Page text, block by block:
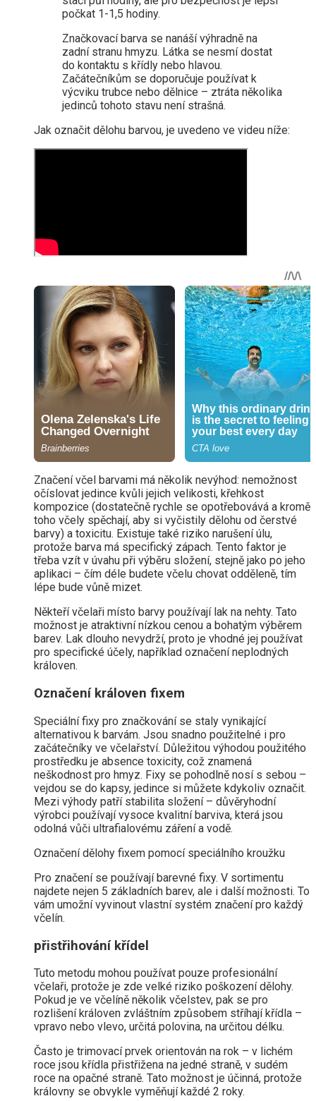
počkat 1-1,5 hodiny.
Značkovací barva se nanáší výhradně na
zadní stranu hmyzu. Látka se nesmí dostat
do kontaktu s křídly nebo hlavou.
Začátečníkům se doporučuje používat k
výcviku trubce nebo dělnice – ztráta několika
jedinců tohoto stavu není strašná.
Jak označit dělohu barvou, je uvedeno ve videu níže:
Značení včel barvami má několik nevýhod: nemožnost
očíslovat jedince kvůli jejich velikosti, křehkost
kompozice (dostatečně rychle se opotřebovává a kromě
toho včely spěchají, aby si vyčistily dělohu od čerstvé
barvy) a toxicitu. Existuje také riziko narušení úlu,
protože barva má specifický zápach. Tento faktor je
třeba vzít v úvahu při výběru složení, stejně jako po jeho
aplikaci – čím déle budete včelu chovat odděleně, tím
lépe bude vůně mizet.
Někteří včelaři místo barvy používají lak na nehty. Tato
možnost je atraktivní nízkou cenou a bohatým výběrem
barev. Lak dlouho nevydrží, proto je vhodné jej používat
pro specifické účely, například označení neplodných
královen.
Označení královen fixem
Speciální fixy pro značkování se staly vynikající
alternativou k barvám. Jsou snadno použitelné i pro
začátečníky ve včelařství. Důležitou výhodou použitého
prostředku je absence toxicity, což znamená
neškodnost pro hmyz. Fixy se pohodlně nosí s sebou –
vejdou se do kapsy, jedince si můžete kdykoliv označit.
Mezi výhody patří stabilita složení – důvěryhodní
výrobci používají vysoce kvalitní barviva, která jsou
odolná vůči ultrafialovému záření a vodě.
Označení dělohy fixem pomocí speciálního kroužku
Pro značení se používají barevné fixy. V sortimentu
najdete nejen 5 základních barev, ale i další možnosti. To
vám umožní vyvinout vlastní systém značení pro každý
včelín.
přistřihování křídel
Tuto metodu mohou používat pouze profesionální
včelaři, protože je zde velké riziko poškození dělohy.
Pokud je ve včelíně několik včelstev, pak se pro
rozlišení královen zvláštním způsobem stříhají křídla –
vpravo nebo vlevo, určitá polovina, na určitou délku.
Často je trimovací prvek orientován na rok – v lichém
roce jsou křídla přistřižena na jedné straně, v sudém
roce na opačné straně. Tato možnost je účinná, protože
královny se obvykle vyměňují každé 2 roky.